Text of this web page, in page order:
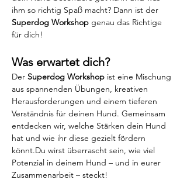
ihm so richtig Spaß macht? Dann ist der
Superdog Workshop genau das Richtige
für dich!
Was erwartet dich?
Der Superdog Workshop ist eine Mischung
aus spannenden Übungen, kreativen
Herausforderungen und einem tieferen
Verständnis für deinen Hund. Gemeinsam
entdecken wir, welche Stärken dein Hund
hat und wie ihr diese gezielt fördern
könnt.Du wirst überrascht sein, wie viel
Potenzial in deinem Hund – und in eurer
Zusammenarbeit – steckt!